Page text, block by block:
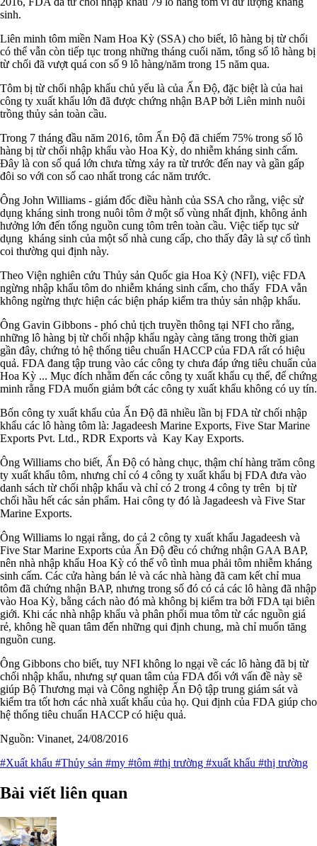
sinh.
Liên minh tôm miền Nam Hoa Kỳ (SSA) cho biết, lô hàng bị từ chối
có thể vẫn còn tiếp tục trong những tháng cuối năm, tổng số lô hàng bị
từ chối đã vượt quá con số 9 lô hàng/năm trong 15 năm qua.
Tôm bị từ chối nhập khẩu chủ yếu là của Ấn Độ, đặc biệt là của hai
công ty xuất khẩu lớn đã được chứng nhận BAP bởi Liên minh nuôi
trồng thủy sản toàn cầu.
Trong 7 tháng đầu năm 2016, tôm Ấn Độ đã chiếm 75% trong số lô
hàng bị từ chối nhập khẩu vào Hoa Kỳ, do nhiễm kháng sinh cấm.
Đây là con số quá lớn chưa từng xảy ra từ trước đến nay và gần gấp
đôi so với con số cao nhất trong các năm trước.
Ông John Williams - giám đốc điều hành của SSA cho rằng, việc sử
dụng kháng sinh trong nuôi tôm ở một số vùng nhất định, không ảnh
hưởng lớn đến tổng nguồn cung tôm trên toàn cầu. Việc tiếp tục sử
dụng kháng sinh của một số nhà cung cấp, cho thấy đây là sự cố tình
coi thường qui định này.
Theo Viện nghiên cứu Thủy sản Quốc gia Hoa Kỳ (NFI), việc FDA
ngừng nhập khẩu tôm do nhiễm kháng sinh cấm, cho thấy FDA vẫn
không ngừng thực hiện các biện pháp kiểm tra thủy sản nhập khẩu.
Ông Gavin Gibbons - phó chủ tịch truyền thông tại NFI cho rằng,
những lô hàng bị từ chối nhập khẩu ngày càng tăng trong thời gian
gần đây, chứng tỏ hệ thống tiêu chuẩn HACCP của FDA rất có hiệu
quả. FDA đang tập trung vào các công ty chưa đáp ứng tiêu chuẩn của
Hoa Kỳ ... Mục đích nhằm đến các công ty xuất khẩu cụ thể, để chứng
minh rằng FDA muốn giảm bớt các công ty xuất khẩu không có uy tín.
Bốn công ty xuất khẩu của Ấn Độ đã nhiều lần bị FDA từ chối nhập
khẩu các lô hàng tôm là: Jagadeesh Marine Exports, Five Star Marine
Exports Pvt. Ltd., RDR Exports và Kay Kay Exports.
Ông Williams cho biết, Ấn Độ có hàng chục, thậm chí hàng trăm công
ty xuất khẩu tôm, nhưng chỉ có 4 công ty xuất khẩu bị FDA đưa vào
danh sách từ chối nhập khẩu và chỉ có 2 trong 4 công ty trên bị từ
chối hầu hết các sản phẩm. Hai công ty đó là Jagadeesh và Five Star
Marine Exports.
Ông Williams lo ngại rằng, do cả 2 công ty xuất khẩu Jagadeesh và
Five Star Marine Exports của Ấn Độ đều có chứng nhận GAA BAP,
nên nhà nhập khẩu Hoa Kỳ có thể vô tình mua phải tôm nhiễm kháng
sinh cấm. Các cửa hàng bán lẻ và các nhà hàng đã cam kết chỉ mua
tôm đã chứng nhận BAP, nhưng trong số đó có cả các lô hàng đã nhập
vào Hoa Kỳ, bằng cách nào đó mà không bị kiểm tra bởi FDA tại biên
giới. Khi các nhà nhập khẩu và phân phối mua tôm từ các nguồn giá
rẻ, không hề quan tâm đến những qui định chung, mà chỉ muốn tăng
nguồn cung.
Ông Gibbons cho biết, tuy NFI không lo ngại về các lô hàng đã bị từ
chối nhập khẩu, nhưng sự quan tâm của FDA đối với vấn đề này sẽ
giúp Bộ Thương mại và Công nghiệp Ấn Độ tập trung giám sát và
kiểm tra tốt hơn các nhà xuất khẩu của họ. Qui định của FDA giúp cho
hệ thống tiêu chuẩn HACCP có hiệu quả.
Nguồn: Vinanet, 24/08/2016
#Xuất khẩu #Thủy sản #my #tôm #thị trường #xuất khẩu #thị trường
Bài viết liên quan